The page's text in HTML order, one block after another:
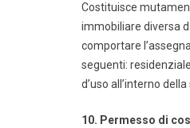
Costituisce
immobiliare diversa
comportare
seguenti:
d’uso all’interno
10. Permesso di